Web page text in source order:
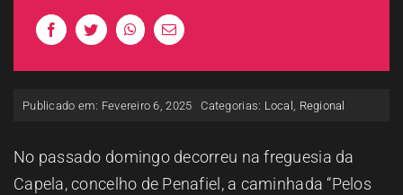
A RCP
Publicado em: Fevereiro 6, 2025 Categorias: Local Regional
No passado domingo decorreu na freguesia da
Capela, concelho de Penafiel, a caminhada “Pelos